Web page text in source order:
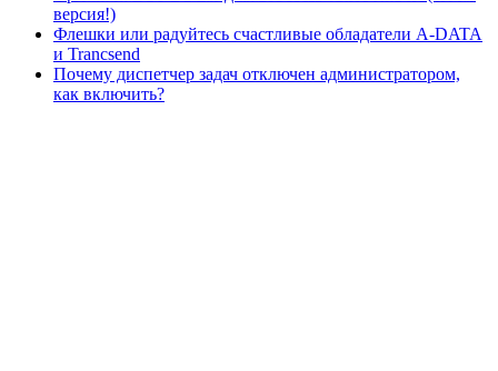
версия!)
Флешки или радуйтесь счастливые обладатели A-DATA
и Trancsend
Почему диспетчер задач отключен администратором,
как включить?